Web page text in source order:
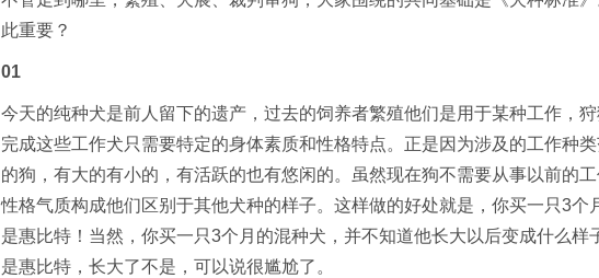
此重要？
01
今天的纯种犬是前人留下的遗产，过去的饲养者繁殖他们是用于某种工作，
完成这些工作犬只需要特定的身体素质和性格特点。正是因为涉及的工作种
的狗，有大的有小的，有活跃的也有悠闲的。虽然现在狗不需要从事以前的
性格气质构成他们区别于其他犬种的样子。这样做的好处就是，你买一只3个
是惠比特！当然，你买一只3个月的混种犬，并不知道他长大以后变成什么样
是惠比特，长大了不是，可以说很尴尬了。